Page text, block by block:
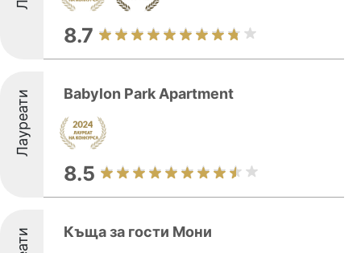
8.7
Лауреати Babylon Park Apartment
8.5
Къща за гости Мони